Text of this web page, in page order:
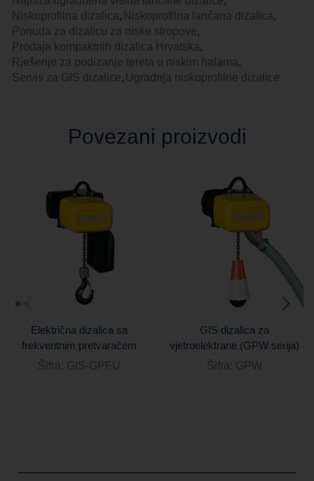
Niskoprofilna dizalica, Niskoprofilna lančana dizalica,
Ponuda za dizalicu za niske stropove,
Prodaja kompaktnih dizalica Hrvatska,
Rješenje za podizanje tereta u niskim halama,
Servis za GIS dizalice, Ugradnja niskoprofilne dizalice
Povezani proizvodi
Električna dizalica sa
frekventnim pretvaračem
GIS dizalica za
vjetroelektrane (GPW serija)